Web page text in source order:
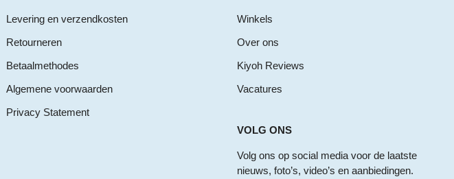
Levering en verzendkosten
Retourneren
Betaalmethodes
Algemene voorwaarden
Privacy Statement
Winkels
Over ons
Kiyoh Reviews
Vacatures
VOLG ONS
Volg ons op social media voor de laatste
nieuws, foto’s, video’s en aanbiedingen.